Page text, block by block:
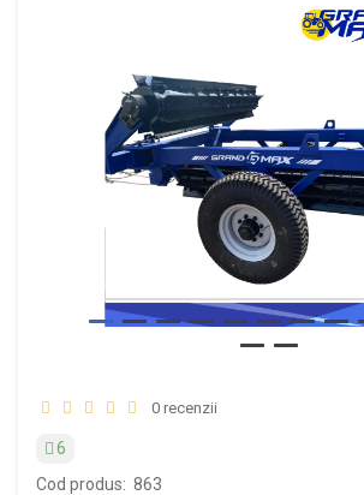
0 recenzii
6
Cod produs: 863